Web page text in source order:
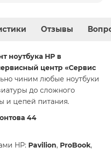
Отзывы
ноутбука HP в
центр «Сервис
чиним любые ноутбуки
до сложного
и цепей питания.
44
HP: Pavilion, ProBook,